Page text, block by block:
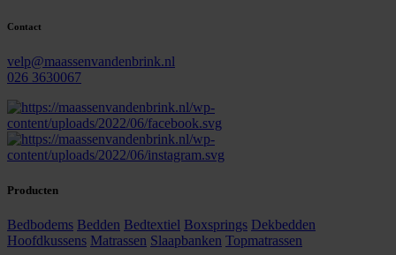
Contact
velp@maassenvandenbrink.nl
026 3630067
Producten
Bedbodems Bedden Bedtextiel Boxsprings Dekbedden
Hoofdkussens Matrassen Slaapbanken Topmatrassen